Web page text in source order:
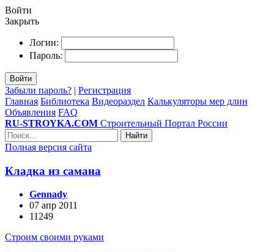
Войти
Закрыть
Логин:
Пароль:
Войти
Забыли пароль? | Регистрация
Главная Библиотека Видеораздел Калькуляторы мер длин
Объявления FAQ
RU-STROYKA.COM Строительный Портал России
Найти
Полная версия сайта
Кладка из самана
Gennady
07 апр 2011
11249
Строим своими руками